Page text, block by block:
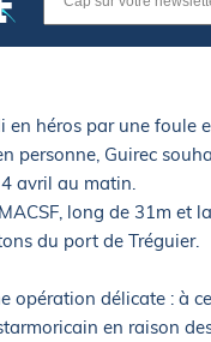
en héros par une foule
personne, Guirec
avril au matin.
long de 31m et
du port de Tréguier.
opération délicate : à
en raison